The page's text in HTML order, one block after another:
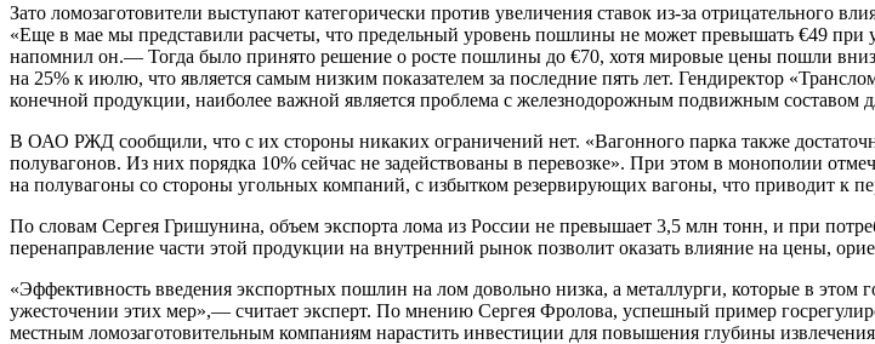
Зато ломозаготовители выступают категорически против увеличения ставок из-за
«Еще в мае мы представили расчеты, что предельный уровень пошлины не может превышать €49 при
напомнил он.— Тогда было принято решение о росте пошлины до €70, хотя мировые цены пошли
на 25% к июлю, что является самым низким показателем за последние пять лет. Гендиректор
конечной продукции, наиболее важной является проблема с железнодорожным подвижным составом
В ОАО РЖД сообщили, что с их стороны никаких ограничений нет. «Вагонного парка также
полувагонов. Из них порядка 10% сейчас не задействованы в перевозке». При этом в монополии
на полувагоны со стороны угольных компаний, с избытком резервирующих вагоны, что приводит к
По словам Сергея Гришунина, объем экспорта лома из России не превышает 3,5 млн тонн, и при
перенаправление части этой продукции на внутренний рынок позволит оказать влияние на цены,
«Эффективность введения экспортных пошлин на лом довольно низка, а металлурги, которые в этом
ужесточении этих мер»,— считает эксперт. По мнению Сергея Фролова, успешный пример
местным ломозаготовительным компаниям нарастить инвестиции для повышения глубины